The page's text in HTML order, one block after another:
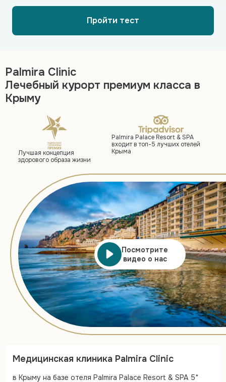
Пройти тест
Palmira Clinic
Лечебный курорт премиум класса в
Крыму
Лучшая концепция
здорового образа жизни
Palmira Palace Resort & SPA
входит в топ-5 лучших отелей
Крыма
Медицинская клиника Palmira Clinic
в Крыму на базе отеля Palmira Palace Resort & SPA 5*
Посмотрите
видео о нас